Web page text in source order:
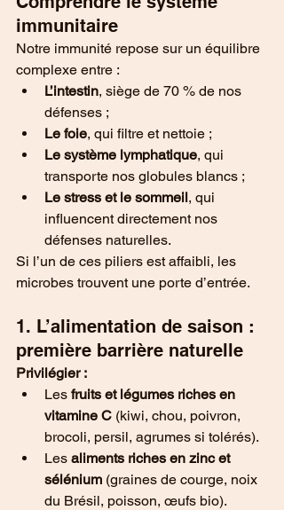
immunitaire
Notre immunité repose sur un équilibre
complexe entre :
L’intestin, siège de 70 % de nos
défenses ;
Le foie, qui filtre et nettoie ;
Le système lymphatique, qui
transporte nos globules blancs ;
Le stress et le sommeil, qui
influencent directement nos
défenses naturelles.
Si l’un de ces piliers est affaibli, les
microbes trouvent une porte d’entrée.
1. L’alimentation de saison :
première barrière naturelle
Privilégier :
Les fruits et légumes riches en
vitamine C (kiwi, chou, poivron,
brocoli, persil, agrumes si tolérés).
Les aliments riches en zinc et
sélénium (graines de courge, noix
du Brésil, poisson, œufs bio).